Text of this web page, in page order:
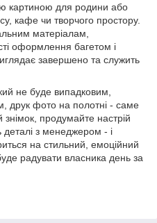
картиною для родини або
кафе чи творчого простору.
матеріалам,
оформлення багетом і
завершено та служить
не буде випадковим,
друк фото на полотні - саме
продумайте настрій
деталі з менеджером - і
на стильний, емоційний
радувати власника день за